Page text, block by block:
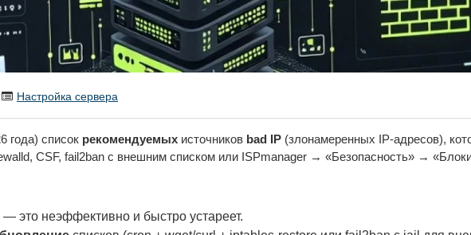
Настройка сервера
года) список рекомендуемых источников bad IP (злонамеренных IP-адресов),
CSF, fail2ban с внешним списком или ISPmanager → «Безопасность» →
это неэффективно и быстро устареет.